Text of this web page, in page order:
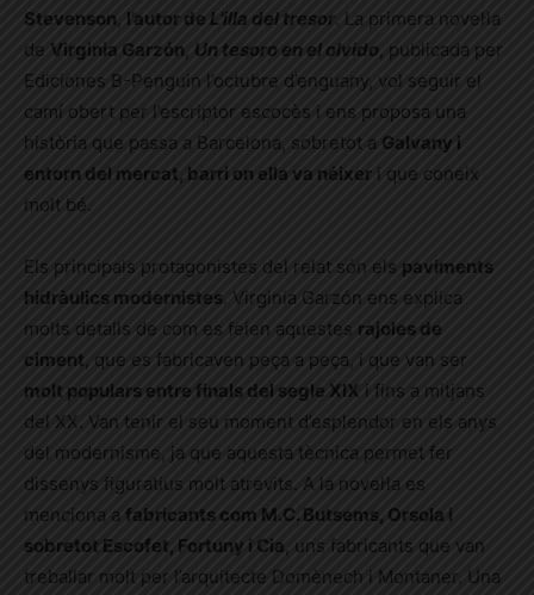
Stevenson, l’autor de L’illa del tresor . La primera novel·la
de Virginia Garzón Un tesoro en el olvido, publicada per
Ediciones B-Penguin l’octubre d’enguany, vol seguir el
camí obert per l’escriptor escocès i ens proposa una
història que passa a Barcelona, sobretot a Galvany i
entorn del mercat, barri on ella va néixer i que coneix
molt bé.
Els principals protagonistes del relat són els paviments
hidràulics modernistes . Virginia Garzón ens explica
molts detalls de com es feien aquestes rajoles de
ciment, que es fabricaven peça a peça, i que van ser
molt populars entre finals del segle XIX
i fins a mitjans
del XX. Van tenir el seu moment d’esplendor en els anys
del modernisme, ja que aquesta tècnica permet fer
dissenys figuratius molt atrevits. A la novel·la es
menciona a fabricants com M.C. Butsems, Orsola i
sobretot Escofet, Fortuny i Cia , uns fabricants que van
treballar molt per l’arquitecte Domènech i Montaner. Una